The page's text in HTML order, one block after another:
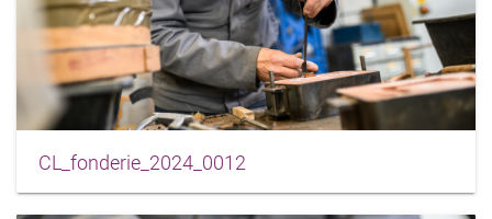
CL_fonderie_2024_0012